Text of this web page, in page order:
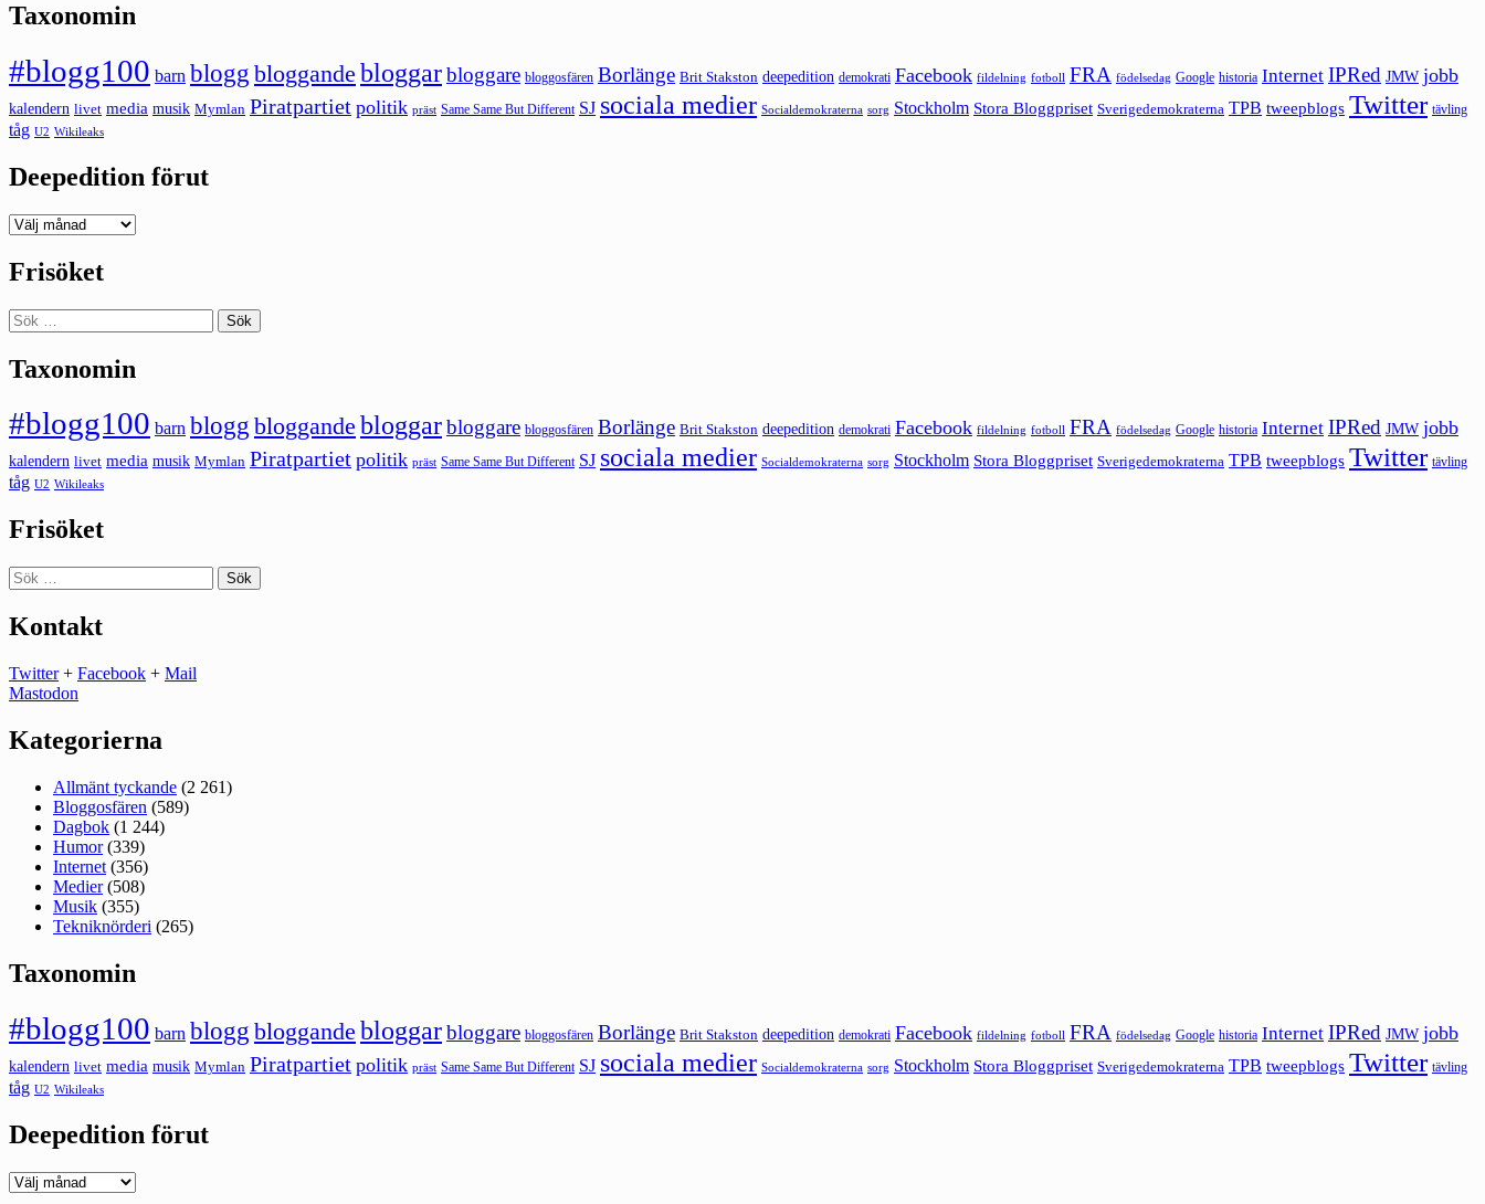
Taxonomin
#blogg100 barn blogg bloggande bloggarbloggare bloggosfären Borlänge Brit Stakston deepedition demokrati Facebook fildelning fotboll FRA födelsedag Google historia Internet IPRed JMW jobb
kalendern livet media musik Mymlan Piratpartiet politik präst Same Same But Different SJ sociala medier Socialdemokraterna sorg Stockholm Stora Bloggpriset Sverigedemokraterna TPB tweepblogs Twitter tävling
tåg U2 Wikileaks
Deepedition förut
Deepedition
Frisöket
Sök
efter:
Taxonomin
#blogg100 barn blogg bloggande bloggarbloggare bloggosfären Borlänge Brit Stakston deepedition demokrati Facebook fildelning fotboll FRA födelsedag Google historia Internet IPRed JMW jobb
kalendern livet media musik Mymlan Piratpartiet politik präst Same Same But Different SJ sociala medier Socialdemokraterna sorg Stockholm Stora Bloggpriset Sverigedemokraterna TPB tweepblogs Twitter tävling
tåg U2 Wikileaks
Frisöket
Sök
efter:
Kontakt
Twitter+ Facebook + Mail
Mastodon
Kategorierna
Allmänt tyckande (2 261)
Bloggosfären (589)
Dagbok (1 244)
Humor(339)
Internet (356)
Medier(508)
Musik (355)
Tekniknörderi (265)
Taxonomin
#blogg100 barn blogg bloggande bloggarbloggare bloggosfären Borlänge Brit Stakston deepedition demokrati Facebook fildelning fotboll FRA födelsedag Google historia Internet IPRed JMW jobb
kalendern livet media musik Mymlan Piratpartiet politik präst Same Same But Different SJ sociala medier Socialdemokraterna sorg Stockholm Stora Bloggpriset Sverigedemokraterna TPB tweepblogs Twitter tävling
tåg U2 Wikileaks
Deepedition förut
Deepedition